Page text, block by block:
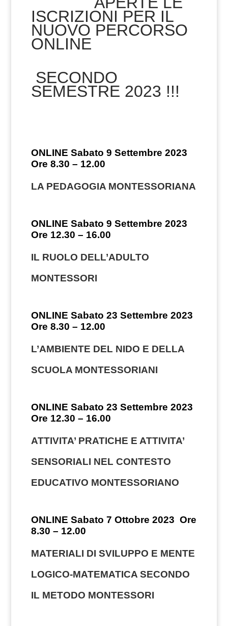
ISCRIZIONI PER IL
NUOVO PERCORSO
ONLINE
SECONDO
SEMESTRE 2023 !!!
ONLINE Sabato 9 Settembre 2023
Ore 8.30 – 12.00
LA PEDAGOGIA MONTESSORIANA
ONLINE Sabato 9 Settembre 2023
Ore 12.30 – 16.00
IL RUOLO DELL’ADULTO
MONTESSORI
ONLINE Sabato 23 Settembre 2023
Ore 8.30 – 12.00
L’AMBIENTE DEL NIDO E DELLA
SCUOLA MONTESSORIANI
ONLINE Sabato 23 Settembre 2023
Ore 12.30 – 16.00
ATTIVITA’ PRATICHE E ATTIVITA’
SENSORIALI NEL CONTESTO
EDUCATIVO MONTESSORIANO
ONLINE Sabato 7 Ottobre 2023 Ore
8.30 – 12.00
MATERIALI DI SVILUPPO E MENTE
LOGICO-MATEMATICA SECONDO
IL METODO MONTESSORI